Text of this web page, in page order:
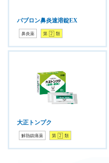
パブロン鼻炎速溶錠EX
鼻炎薬 第 2 類
大正トンプク
解熱鎮痛薬 第 2 類